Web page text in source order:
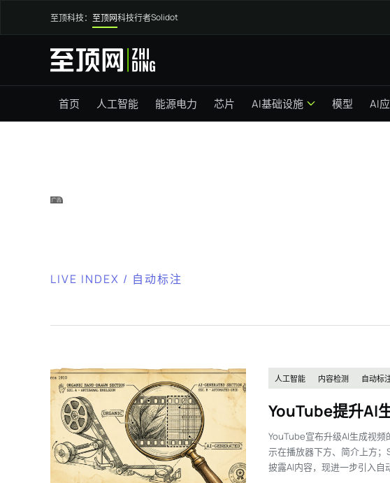
至顶科技： 至顶网科技行者Solidot
首页 人工智能 能源电力 芯片 AI基础设施 模型 AI
LIVE INDEX / 自动标注
人工智能 内容检测 自动标
YouTube提升AI
YouTube宣布升级AI生成视
示在播放器下方、简介上方
披露AI内容，现进一步引入自